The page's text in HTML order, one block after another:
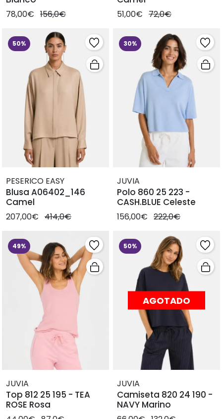
78,00€ 156,0€ 51,00€ 72,0€
50%
PESERICO EASY
Blusa A06402_146
Camel
207,00€ 414,0€
30%
JUVIA
Polo 860 25 223 -
CASH.BLUE Celeste
156,00€ 222,0€
49%
JUVIA
Top 812 25 195 - TEA
ROSE Rosa
50%
AGOTADO
JUVIA
Camiseta 820 24 190 -
NAVY Marino